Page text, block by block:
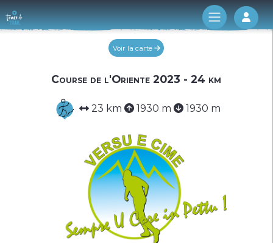
Log
Voir la carte
Course de l'Oriente 2023 - 24 km
23 km 1930 m 1930 m